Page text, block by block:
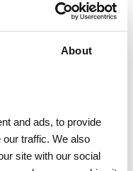
About
and ads, to provide
traffic. We also
site with our social